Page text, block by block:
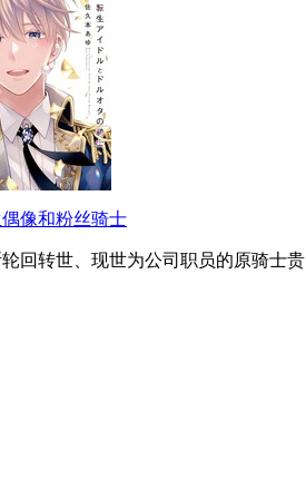
像和粉丝骑士
回转世、现世为公司职员的原骑士贵